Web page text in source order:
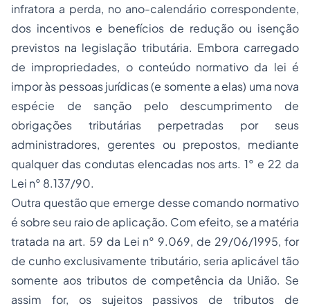
infratora a perda, no ano-calendário correspondente,
dos incentivos e benefícios de redução ou isenção
previstos na legislação tributária. Embora carregado
de impropriedades, o conteúdo normativo da lei é
impor às pessoas jurídicas (e somente a elas) uma nova
espécie de sanção pelo descumprimento de
obrigações tributárias perpetradas por seus
administradores, gerentes ou prepostos, mediante
qualquer das condutas elencadas nos arts. 1° e 22 da
Lei n° 8.137/90.
Outra questão que emerge desse comando normativo
é sobre seu raio de aplicação. Com efeito, se a matéria
tratada na art. 59 da Lei n° 9.069, de 29/06/1995, for
de cunho exclusivamente tributário, seria aplicável tão
somente aos tributos de competência da União. Se
assim for, os sujeitos passivos de tributos de